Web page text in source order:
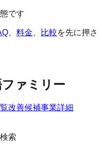
です
料金 比較を先に押さ
ァミリー
改善候補事業詳細
索